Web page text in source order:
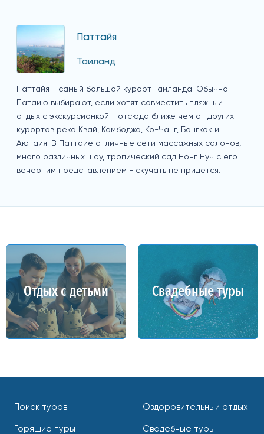
Паттайя
Таиланд
Паттайя - самый большой курорт Таиланда. Обычно
Патайю выбирают, если хотят совместить пляжный
отдых с экскурсионкой - отсюда ближе чем от других
курортов река Квай, Камбоджа, Ко-Чанг, Бангкок и
Аютайя. В Паттайе отличные сети массажных салонов,
много различных шоу, тропический сад Нонг Нуч с его
вечерним представлением - скучать не придется.
Отдых с детьми Свадебные туры
Поиск туров
Горящие туры
Оздоровительный отдых
Свадебные туры